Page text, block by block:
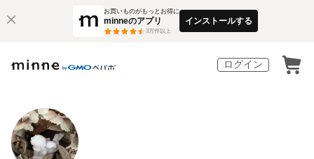
お買いものがもっとお得に
minneのアプリ
3万件以上
インストールする
ログイン